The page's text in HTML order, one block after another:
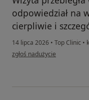
odpowiedział na
cierpliwie i
14 lipca 2026 • Top Clinic •
w opinii użytkownika NMM
zgłoś nadużycie